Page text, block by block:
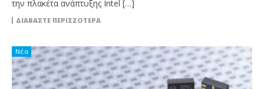
την πλακέτα ανάπτυξης Intel […]
ΔΙΑΒΆΣΤΕ ΠΕΡΙΣΣΌΤΕΡΑ
Νέα